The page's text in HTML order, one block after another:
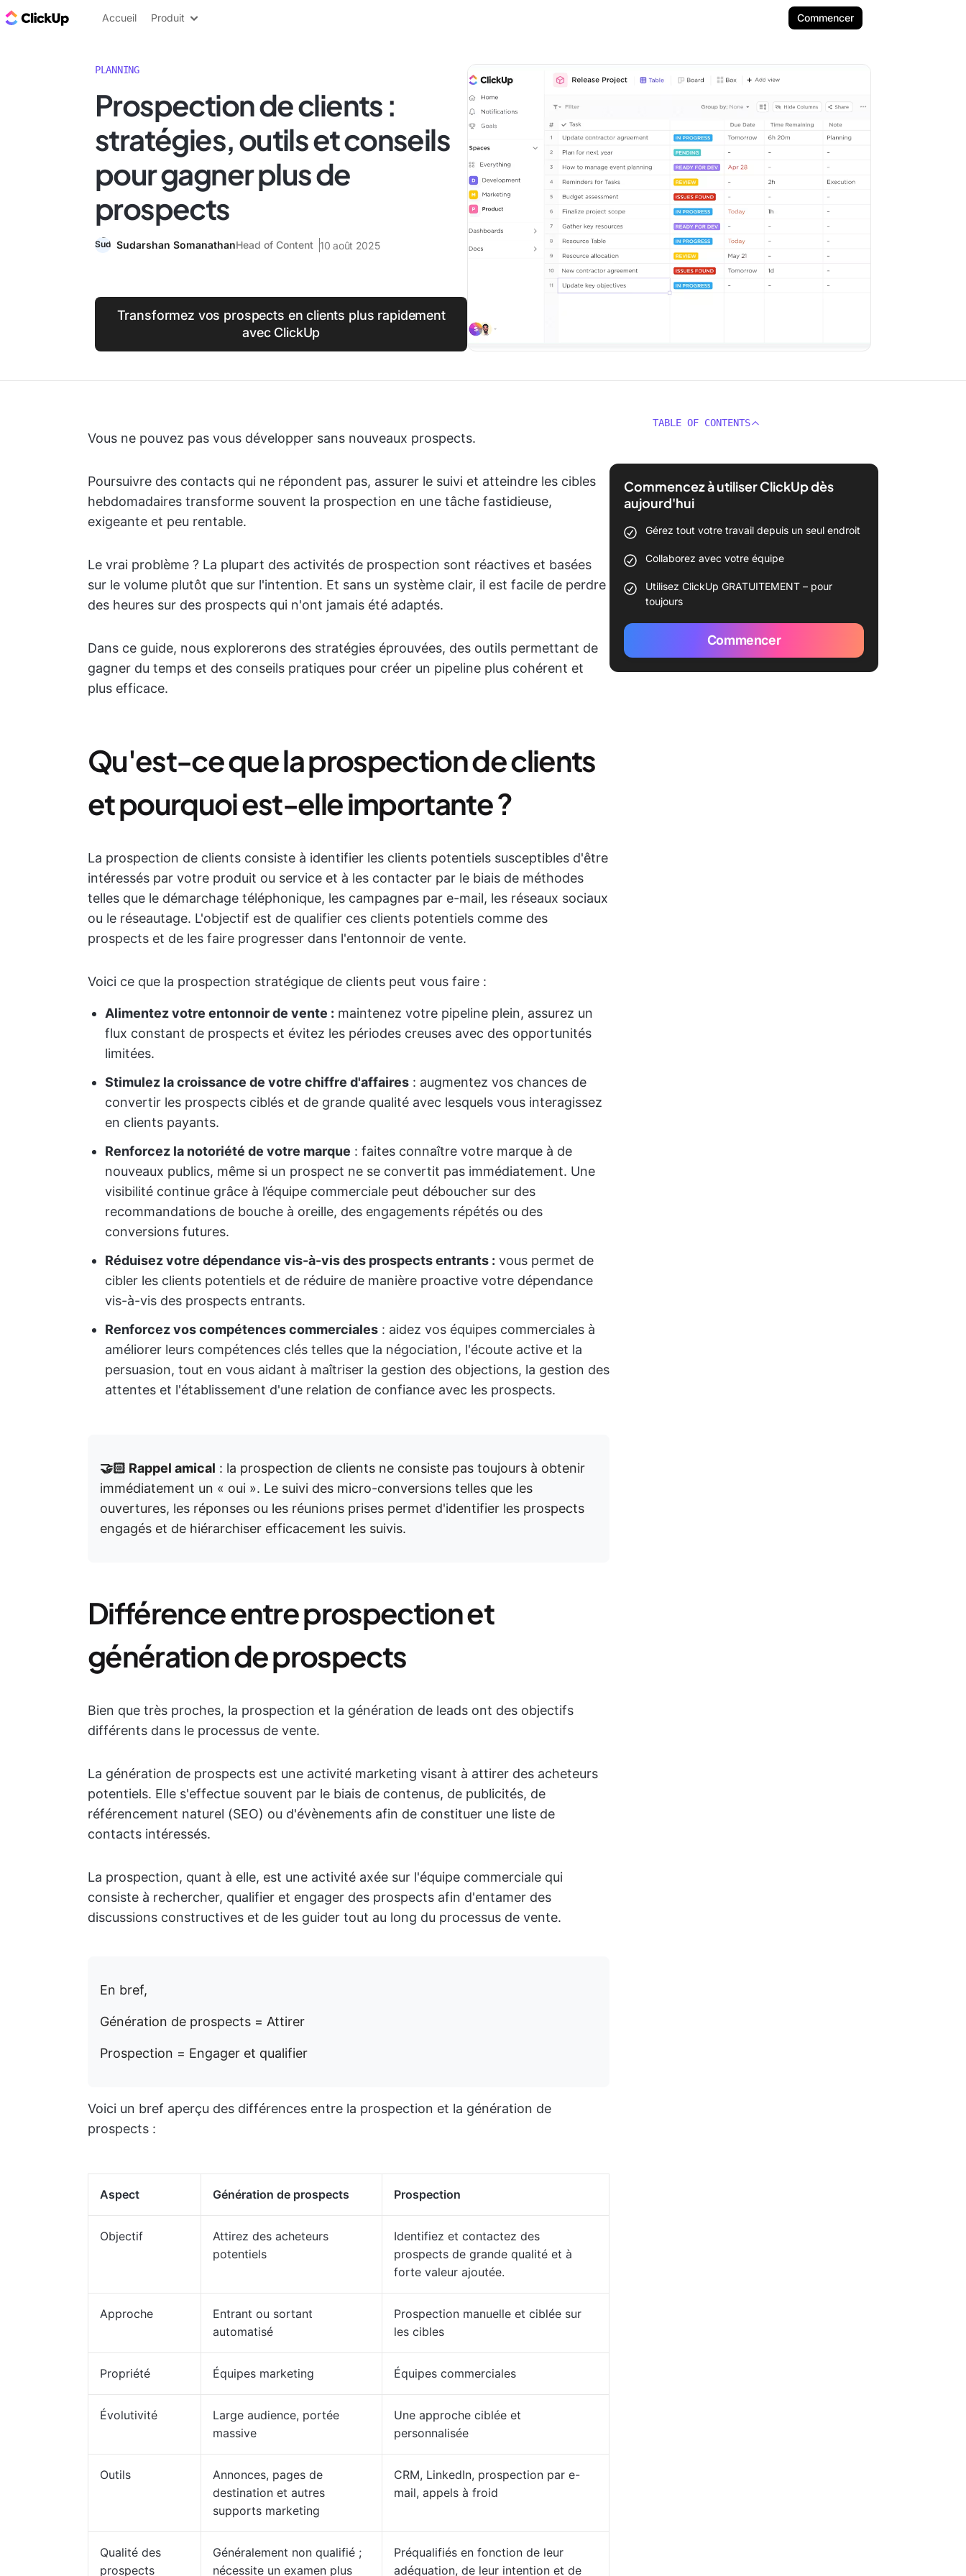
ClickUp Blog
Accueil Produit Commencer
PLANNING
Prospection de clients :
stratégies, outils et conseils
pour gagner plus de
prospects
Sudarshan SomanathanHead of Content 10 août 2025
Transformez vos prospects en clients plus rapidement
avec ClickUp
Vous ne pouvez pas vous développer sans nouveaux prospects.
Poursuivre des contacts qui ne répondent pas, assurer le suivi et atteindre les cibles
hebdomadaires transforme souvent la prospection en une tâche fastidieuse,
exigeante et peu rentable.
Le vrai problème ? La plupart des activités de prospection sont réactives et basées
sur le volume plutôt que sur l'intention. Et sans un système clair, il est facile de perdre
des heures sur des prospects qui n'ont jamais été adaptés.
Dans ce guide, nous explorerons des stratégies éprouvées, des outils permettant de
gagner du temps et des conseils pratiques pour créer un pipeline plus cohérent et
plus efficace.
Qu'est-ce que la prospection de clients
et pourquoi est-elle importante ?
La prospection de clients consiste à identifier les clients potentiels susceptibles d'être
intéressés par votre produit ou service et à les contacter par le biais de méthodes
telles que le démarchage téléphonique, les campagnes par e-mail, les réseaux sociaux
ou le réseautage. L'objectif est de qualifier ces clients potentiels comme des
prospects et de les faire progresser dans l'entonnoir de vente.
Voici ce que la prospection stratégique de clients peut vous faire :
Alimentez votre entonnoir de vente : maintenez votre pipeline plein, assurez un
flux constant de prospects et évitez les périodes creuses avec des opportunités
limitées.
Stimulez la croissance de votre chiffre d'affaires : augmentez vos chances de
convertir les prospects ciblés et de grande qualité avec lesquels vous interagissez
en clients payants.
Renforcez la notoriété de votre marque : faites connaître votre marque à de
nouveaux publics, même si un prospect ne se convertit pas immédiatement. Une
visibilité continue grâce à l’équipe commerciale peut déboucher sur des
recommandations de bouche à oreille, des engagements répétés ou des
conversions futures.
Réduisez votre dépendance vis-à-vis des prospects entrants : vous permet de
cibler les clients potentiels et de réduire de manière proactive votre dépendance
vis-à-vis des prospects entrants.
Renforcez vos compétences commerciales : aidez vos équipes commerciales à
améliorer leurs compétences clés telles que la négociation, l'écoute active et la
persuasion, tout en vous aidant à maîtriser la gestion des objections, la gestion des
attentes et l'établissement d'une relation de confiance avec les prospects.
🤝🏻 Rappel amical : la prospection de clients ne consiste pas toujours à obtenir
immédiatement un « oui ». Le suivi des micro-conversions telles que les
ouvertures, les réponses ou les réunions prises permet d'identifier les prospects
engagés et de hiérarchiser efficacement les suivis.
Différence entre prospection et
génération de prospects
Bien que très proches, la prospection et la génération de leads ont des objectifs
différents dans le processus de vente.
La génération de prospects est une activité marketing visant à attirer des acheteurs
potentiels. Elle s'effectue souvent par le biais de contenus, de publicités, de
référencement naturel (SEO) ou d'évènements afin de constituer une liste de
contacts intéressés.
La prospection, quant à elle, est une activité axée sur l'équipe commerciale qui
consiste à rechercher, qualifier et engager des prospects afin d'entamer des
discussions constructives et de les guider tout au long du processus de vente.
En bref,
Génération de prospects = Attirer
Prospection = Engager et qualifier
Voici un bref aperçu des différences entre la prospection et la génération de
prospects :
Aspect Génération de prospects Prospection
Objectif
Attirez des acheteurs
potentiels
Identifiez et contactez des
prospects de grande qualité et à
forte valeur ajoutée.
Approche
Entrant ou sortant
automatisé
Prospection manuelle et ciblée sur
les cibles
Propriété Équipes marketing Équipes commerciales
Évolutivité
Large audience, portée
massive
Une approche ciblée et
personnalisée
Outils
Annonces, pages de
destination et autres
supports marketing
CRM, LinkedIn, prospection par e-
mail, appels à froid
Qualité des
prospects
Généralement non qualifié ;
nécessite un examen plus
Préqualifiés en fonction de leur
adéquation, de leur intention et de
TABLE OF CONTENTS
Commencez à utiliser ClickUp dès
aujourd'hui
Gérez tout votre travail depuis un seul endroit
Collaborez avec votre équipe
Utilisez ClickUp GRATUITEMENT – pour
toujours
Commencer